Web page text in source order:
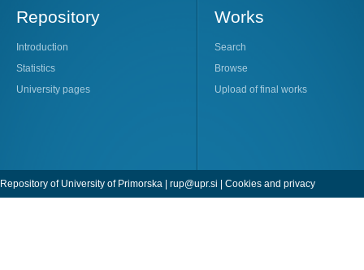
Repository
Introduction
Statistics
University pages
Works
Search
Browse
Upload of final works
Repository of University of Primorska | rup@upr.si | Cookies and privacy